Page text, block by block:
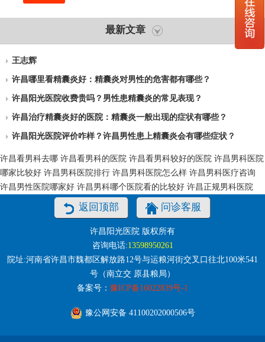
最新文章
王志辉
许昌哪里看精囊炎好：精囊炎对男性的危害都有哪些？
许昌阳光医院收费贵吗？男性患精囊炎的常见表现？
许昌治疗精囊炎好的医院：精囊炎一般出现的症状有哪些？
许昌阳光医院评价咋样？许昌男性患上精囊炎会有哪些症状？
许昌看男科去哪 许昌看男科的医院 许昌看男科较好的医院 许昌男科医院
哪家比较好 许昌男科医院排行 许昌男科医院怎么样 许昌男科医疗咨询
许昌男性医院哪家好 许昌男科哪个医院看的比较好 许昌正规男科医院
返回顶部 问诊客服
许昌阳光医院 版权所有
咨询电话:13598950261
院址:河南省许昌市魏都区解放路12号与运粮河街交叉口往北100米541
号（南立交 原县粮局）
备案号： 豫ICP备16022839号-1
豫公网安备 41100202000506号